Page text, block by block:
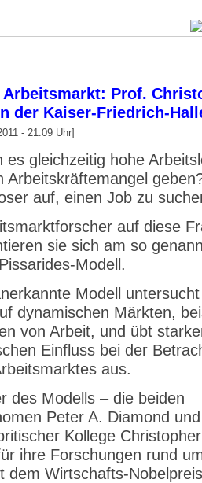
Prof.
der Kaiser-Friedrich-
- 21:09 Uhr]
es gleichzeitig hohe
Arbeitskräftemangel
auf, einen Job zu
auf diese
sie sich am so
Modell.
Modell
dynamischen Märkten,
von Arbeit, und übt
Einfluss bei der
aus.
des Modells – die beiden
Peter A. Diamond
Kollege
ihre Forschungen rund
dem Wirtschafts-Nobelpreis